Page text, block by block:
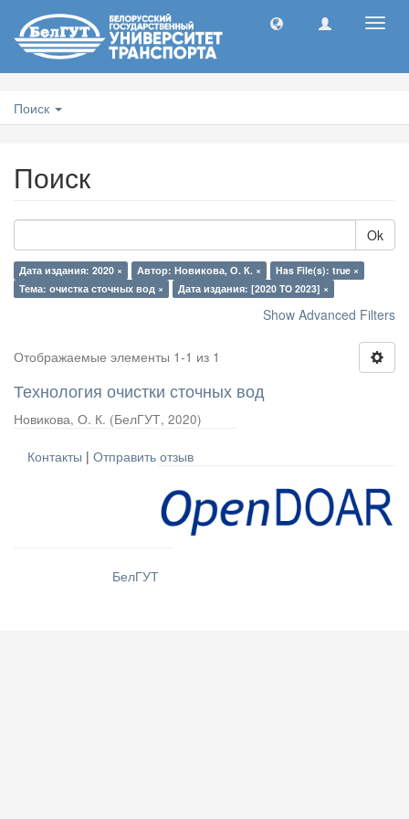
Поиск
Поиск
Ok
Дата издания: 2020 × Автор: Новикова, О. К. ×
Has File(s): true ×
Тема: очистка сточных вод ×
Дата издания: [2020 TO 2023] ×
Show Advanced Filters
Отображаемые элементы 1-1 из 1
Технология очистки сточных вод
Новикова, О. К. (БелГУТ, 2020)
Контакты | Отправить отзыв
БелГУТ